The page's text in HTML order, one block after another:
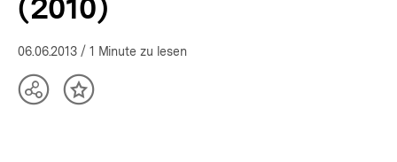
(2010)
06.06.2013 / 1 Minute zu lesen
TeilenInhalt